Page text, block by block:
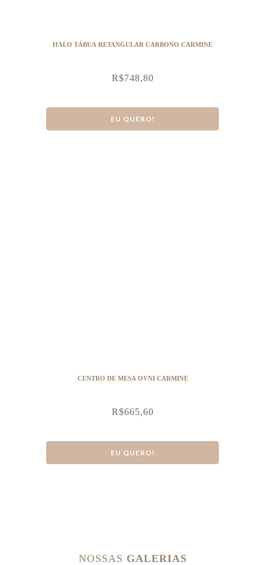
HALO TÁBUA RETANGULAR CARBONO CARMINE
R$748,80
EU QUERO!
CENTRO DE MESA OVNI CARMINE
R$665,60
EU QUERO!
NOSSAS GALERIAS